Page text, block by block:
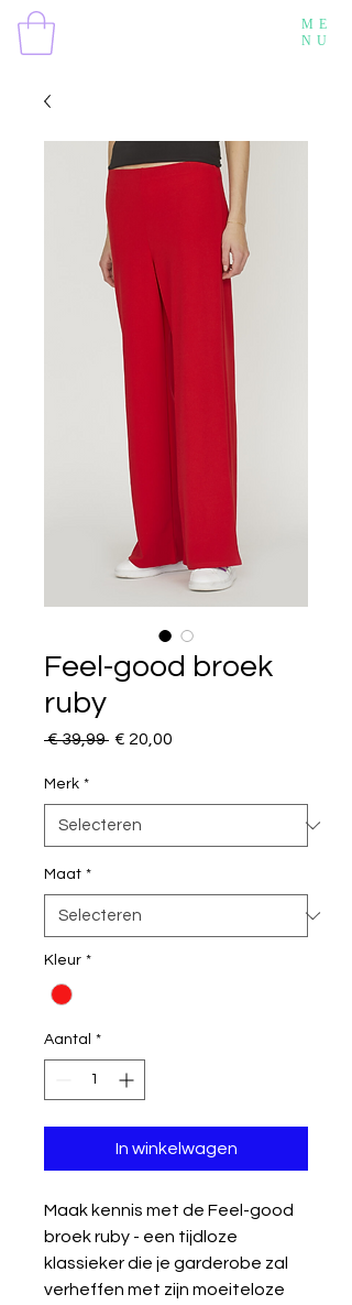
ME
NU
Feel-good broek
ruby
€ 39,99 Normale
€ 20,00
Merk *
Maat *
Kleur *
Aantal *
In winkelwagen
Maak kennis met de Feel-good
broek ruby - een tijdloze
klassieker die je garderobe zal
verheffen met zijn moeiteloze